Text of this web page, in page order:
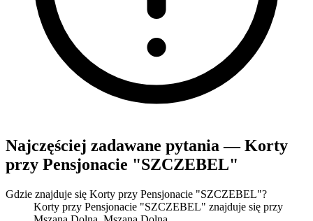
Najczęściej zadawane pytania — Korty
przy Pensjonacie "SZCZEBEL"
Gdzie znajduje się Korty przy Pensjonacie "SZCZEBEL"?
Korty przy Pensjonacie "SZCZEBEL" znajduje się przy